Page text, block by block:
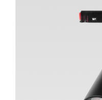
ᲙᲐᲚᲐᲗᲐᲨᲘ